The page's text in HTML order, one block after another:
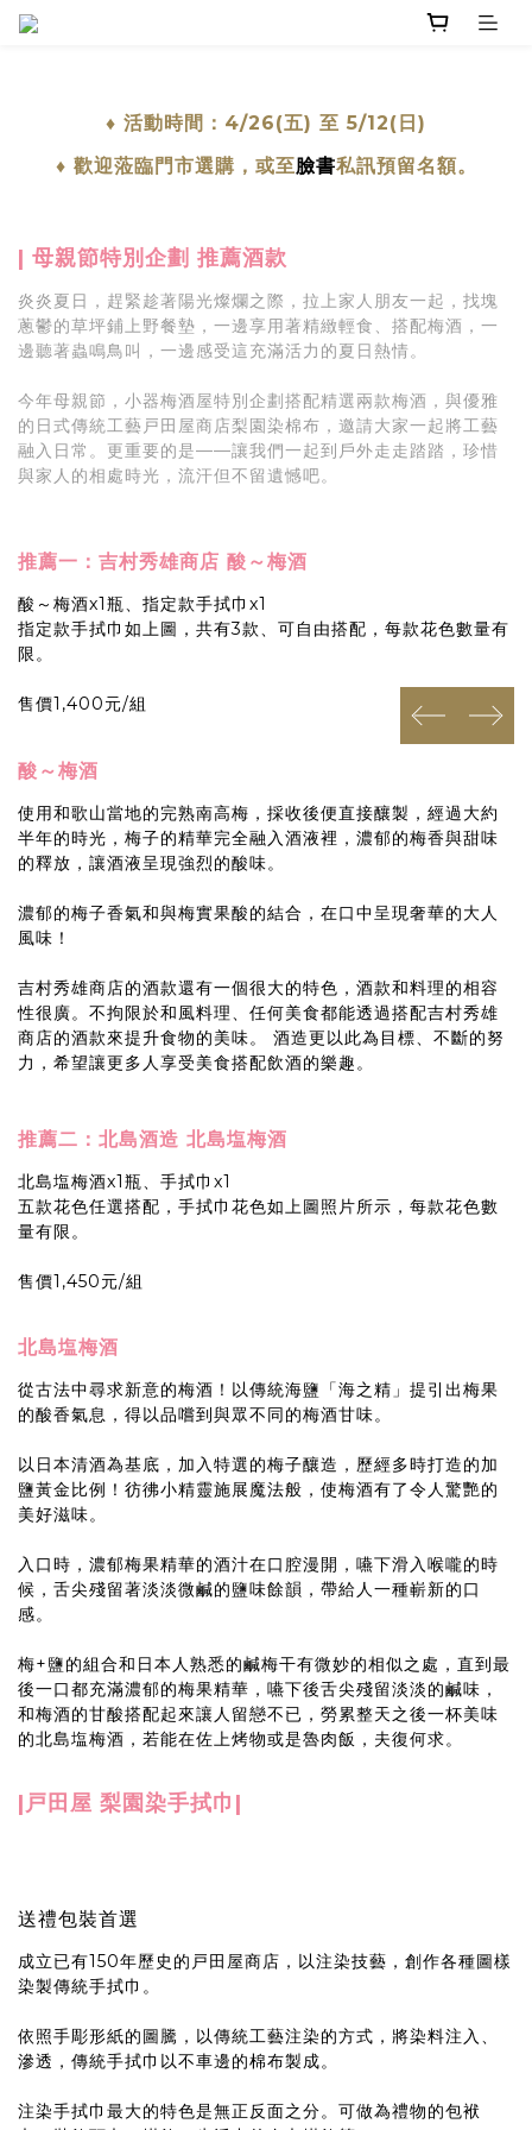
♦ 活動時間：4/26(五) 至 5/12(日)
♦ 歡迎蒞臨門市選購，或至臉書私訊預留名額。
| 母親節特別企劃 推薦酒款
炎炎夏日，趕緊趁著陽光燦爛之際，拉上家人朋友一起，找塊
蔥鬱的草坪鋪上野餐墊，一邊享用著精緻輕食、搭配梅酒，一
邊聽著蟲鳴鳥叫，一邊感受這充滿活力的夏日熱情。
今年母親節，小器梅酒屋特別企劃搭配精選兩款梅酒，與優雅
的日式傳統工藝戸田屋商店梨園染棉布，邀請大家一起將工藝
融入日常。更重要的是——讓我們一起到戶外走走踏踏，珍惜
與家人的相處時光，流汗但不留遺憾吧。
推薦一：吉村秀雄商店 酸～梅酒
酸～梅酒x1瓶、指定款手拭巾x1
指定款手拭巾如上圖，共有3款、可自由搭配，每款花色數量有
限。
售價1,400元/組 prev next
酸～梅酒
使用和歌山當地的完熟南高梅，採收後便直接釀製，經過大約
半年的時光，梅子的精華完全融入酒液裡，濃郁的梅香與甜味
的釋放，讓酒液呈現強烈的酸味。
濃郁的梅子香氣和與梅實果酸的結合，在口中呈現奢華的大人
風味！
吉村秀雄商店的酒款還有一個很大的特色，酒款和料理的相容
性很廣。不拘限於和風料理、任何美食都能透過搭配吉村秀雄
商店的酒款來提升食物的美味。 酒造更以此為目標、不斷的努
力，希望讓更多人享受美食搭配飲酒的樂趣。
推薦二：北島酒造 北島塩梅酒
北島塩梅酒x1瓶、手拭巾x1
五款花色任選搭配，手拭巾花色如上圖照片所示，每款花色數
量有限。
售價1,450元/組
北島塩梅酒
從古法中尋求新意的梅酒！以傳統海鹽「海之精」提引出梅果
的酸香氣息，得以品嚐到與眾不同的梅酒甘味。
以日本清酒為基底，加入特選的梅子釀造，歷經多時打造的加
鹽黃金比例！彷彿小精靈施展魔法般，使梅酒有了令人驚艷的
美好滋味。
入口時，濃郁梅果精華的酒汁在口腔漫開，嚥下滑入喉嚨的時
候，舌尖殘留著淡淡微鹹的鹽味餘韻，帶給人一種嶄新的口
感。
梅+鹽的組合和日本人熟悉的鹹梅干有微妙的相似之處，直到最
後一口都充滿濃郁的梅果精華，嚥下後舌尖殘留淡淡的鹹味，
和梅酒的甘酸搭配起來讓人留戀不已，勞累整天之後一杯美味
的北島塩梅酒，若能在佐上烤物或是魯肉飯，夫復何求。
|戸田屋 梨園染手拭巾|
送禮包裝首選
成立已有150年歷史的戸田屋商店，以注染技藝，創作各種圖樣
染製傳統手拭巾。
依照手彫形紙的圖騰，以傳統工藝注染的方式，將染料注入、
滲透，傳統手拭巾以不車邊的棉布製成。
注染手拭巾最大的特色是無正反面之分。可做為禮物的包袱